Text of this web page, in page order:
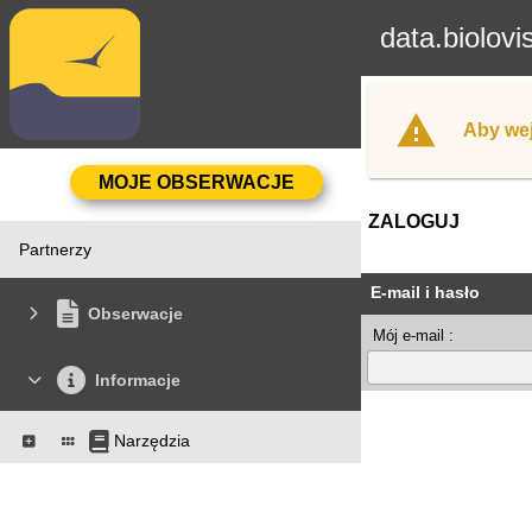
Partnerzy
Obserwacje
Informacje
Narzędzia
Aby
ZALOGUJ
E-mail i hasło
Mój e-mail :